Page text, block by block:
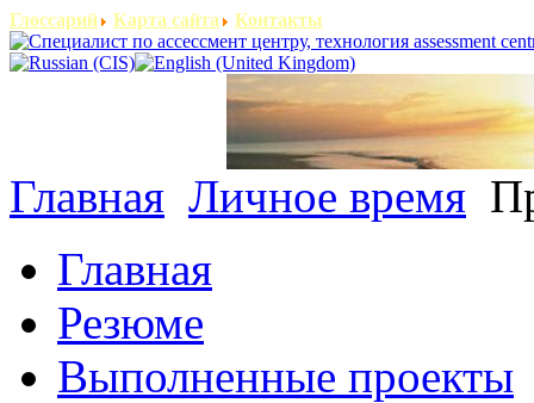
Глоссарий Карта сайта Контакты
Главная Личное время
Главная
Резюме
Выполненные проекты